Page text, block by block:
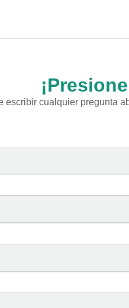
escribir cualquier pregunta